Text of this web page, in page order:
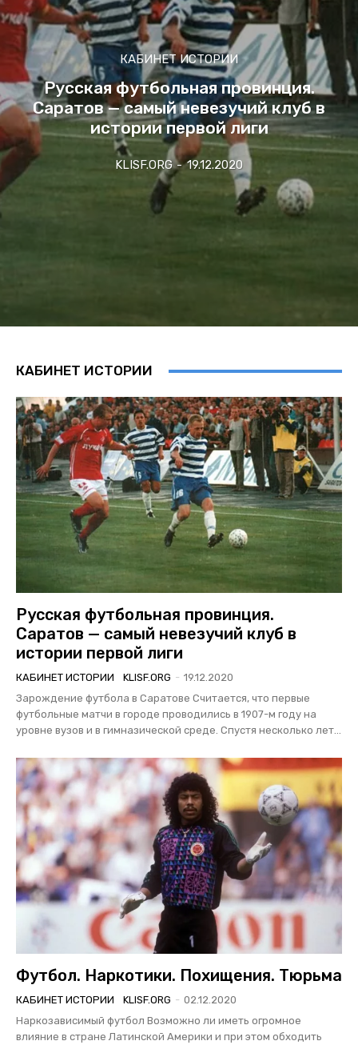
КАБИНЕТ ИСТОРИИ
Русская футбольная провинция.
Саратов — самый невезучий клуб в
истории первой лиги
KLISF.ORG - 19.12.2020
КАБИНЕТ ИСТОРИИ
Русская футбольная провинция.
Саратов — самый невезучий клуб в
истории первой лиги
КАБИНЕТ ИСТОРИИ KLISF.ORG - 19.12.2020
Зарождение футбола в Саратове Считается, что первые
футбольные матчи в городе проводились в 1907-м году на
уровне вузов и в гимназической среде. Спустя несколько лет...
Футбол. Наркотики. Похищения. Тюрьма
КАБИНЕТ ИСТОРИИ KLISF.ORG - 02.12.2020
Наркозависимый футбол Возможно ли иметь огромное
влияние в стране Латинской Америки и при этом обходить